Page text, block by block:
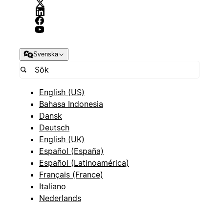
Svenska
English (US)
Bahasa Indonesia
Dansk
Deutsch
English (UK)
Español (España)
Español (Latinoamérica)
Français (France)
Italiano
Nederlands